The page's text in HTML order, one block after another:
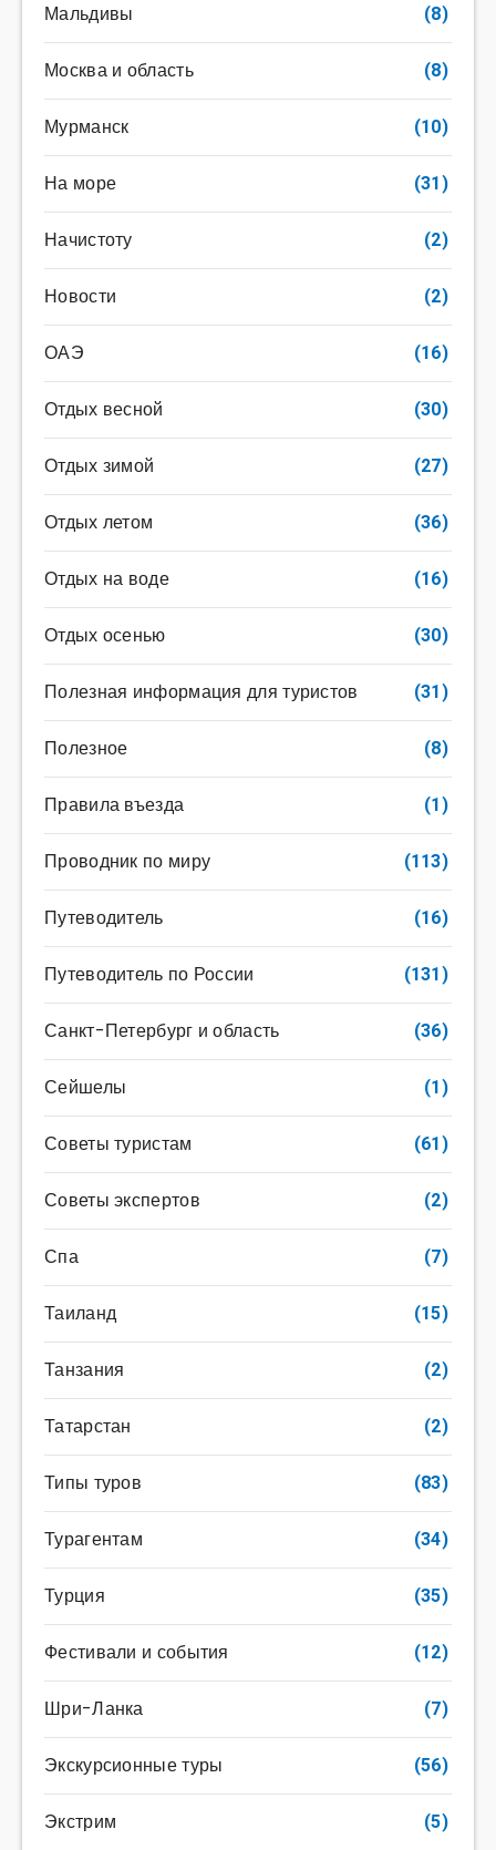
Мальдивы (8)
Москва и область (8)
Мурманск (10)
На море (31)
Начистоту (2)
Новости (2)
ОАЭ (16)
Отдых весной (30)
Отдых зимой (27)
Отдых летом (36)
Отдых на воде (16)
Отдых осенью (30)
Полезная информация для туристов (31)
Полезное (8)
Правила въезда (1)
Проводник по миру (113)
Путеводитель (16)
Путеводитель по России (131)
Санкт-Петербург и область (36)
Сейшелы (1)
Советы туристам (61)
Советы экспертов (2)
Спа (7)
Таиланд (15)
Танзания (2)
Татарстан (2)
Типы туров (83)
Турагентам (34)
Турция (35)
Фестивали и события (12)
Шри-Ланка (7)
Экскурсионные туры (56)
Экстрим (5)